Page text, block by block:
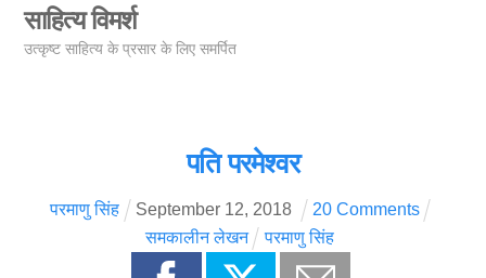
Skipसाहित्य विमर्श
उत्कृष्ट साहित्य के प्रसार के लिए समर्पित
पति परमेश्वर
परमाणु सिंह September 12, 2018
20 Comments
समकालीन लेखन
परमाणु सिंह